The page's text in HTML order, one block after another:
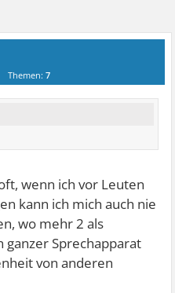
Themen:7
wenn ich vor Leuten
kann ich mich auch nie
wo mehr 2 als
ganzer Sprechapparat
von anderen